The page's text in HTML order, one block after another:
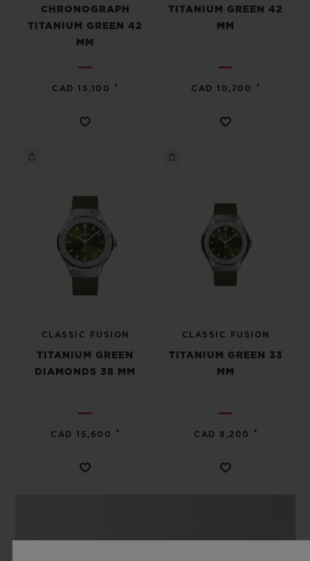
CHRONOGRAPH
TITANIUM GREEN 42
MM
CAD 15,100 •
TITANIUM GREEN 42
MM
CAD 10,700 •
CLASSIC FUSION
TITANIUM GREEN
DIAMONDS 38 MM
CAD 15,600 •
CLASSIC FUSION
TITANIUM GREEN 33
MM
CAD 8,200 •